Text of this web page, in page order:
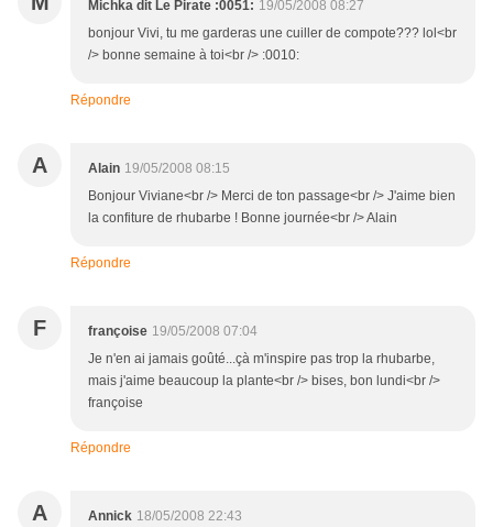
Michka dit Le Pirate :0051: 19/05/2008 08:27
bonjour Vivi, tu me garderas une cuiller de compote??? lol<br
/> bonne semaine à toi<br /> :0010:
Répondre
A Alain 19/05/2008 08:15
Bonjour Viviane<br /> Merci de ton passage<br /> J'aime bien
la confiture de rhubarbe ! Bonne journée<br /> Alain
Répondre
F françoise 19/05/2008 07:04
Je n'en ai jamais goûté...çà m'inspire pas trop la rhubarbe,
mais j'aime beaucoup la plante<br /> bises, bon lundi<br />
françoise
Répondre
A Annick 18/05/2008 22:43